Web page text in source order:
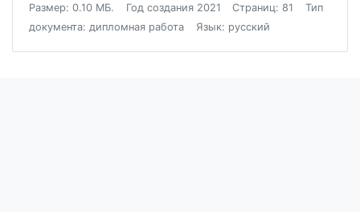
Размер: 0.10 МБ. Год создания 2021 Страниц: 81
Тип
документа: дипломная работа
Язык: русский